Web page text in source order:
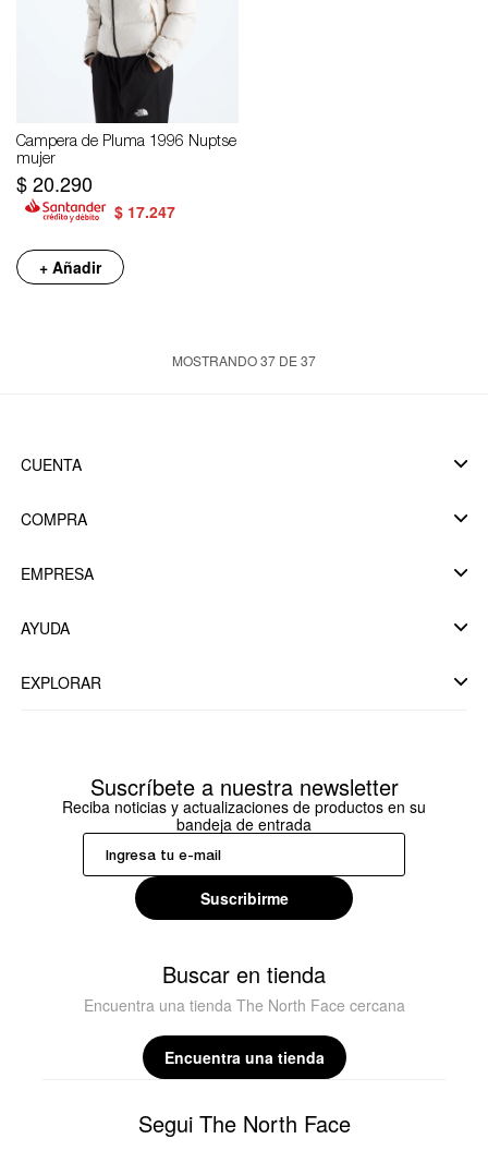
Campera de Pluma 1996 Nuptse
mujer
$20.290
$ 17.247
+ Añadir
MOSTRANDO37 DE 37
CUENTA
COMPRA
EMPRESA
AYUDA
EXPLORAR
Suscríbete a nuestra newsletter
Reciba noticias y actualizaciones de productos en su
bandeja de entrada
Suscribirme
Buscar en tienda
Encuentra una tienda The North Face cercana
Encuentra una tienda
Segui The North Face